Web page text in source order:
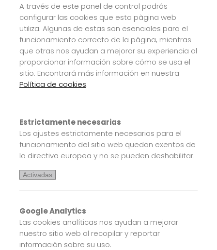
A través de este panel de control podrás
configurar las cookies que esta pàgina web
utiliza. Algunas de estas son esenciales para el
funcionamiento correcto de la página, mientras
que otras nos ayudan a mejorar su experiencia al
proporcionar información sobre cómo se usa el
sitio. Encontrará más información en nuestra
Política de cookies.
Estrictamente necesarias
Los ajustes estrictamente necesarios para el
funcionamiento del sitio web quedan exentos de
la directiva europea y no se pueden deshabilitar.
Activadas
Google Analytics
Las cookies analíticas nos ayudan a mejorar
nuestro sitio web al recopilar y reportar
información sobre su uso.